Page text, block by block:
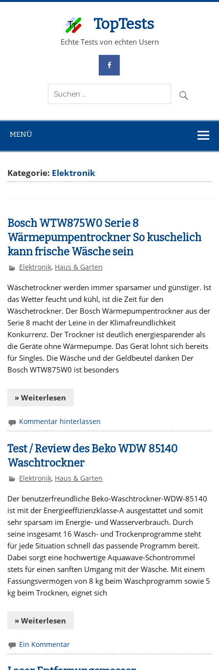
TopTests
Echte Tests von echten Usern
MENÜ
Kategorie: Elektronik
Bosch WTW875W0 Serie 8
Wärmepumpentrockner So kuschelich
kann frische Wäsche sein
Elektronik, Haus & Garten
Wäschetrockner werden immer spar­samer und güns­tiger. Ist
das Wetter feucht und kühl, ist die Zeit für den
Wäschetrockner. Der Bosch Wärmepumpentrockner aus der
Serie 8 macht der Leine in der Klimafreundlichkeit
Konkurrenz. Der Trockner ist deutlich energiesparender als
die Geräte ohne Wärmepumpe. Das Gerät lohnt sich bereits
für Singles. Die Wäsche und der Geldbeutel danken Der
Bosch WTW875W0 ist besonders
» Weiterlesen
Kommentar hinterlassen
Test / Review des Beko WDW 85140
Waschtrockner
Elektronik, Haus & Garten
Der benutzerfreundliche Beko-Waschtrockner-WDW-85140
ist mit der Energieeffizienzklasse-A ausgestattet und somit
sehr sparsam im Energie- und Wasserverbrauch. Durch
seine insgesamt 16 Wasch- und Trockenprogramme steht
für jede Situation schnell das passende Programm bereit.
Dabei sorgt eine hochwertige Aquawave-Schontrommel
stets für einen sanften Umgang mit der Wäsche. Mit einem
Fassungsvermögen von 8 kg beim Waschprogramm sowie 5
kg beim Trocknen, eignet sich
» Weiterlesen
Ein Kommentar